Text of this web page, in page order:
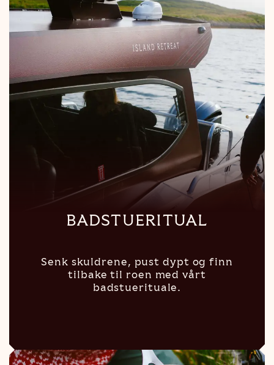
BADSTUERITUAL
Senk skuldrene, pust dypt og finn
tilbake til roen med vårt
badstuerituale.